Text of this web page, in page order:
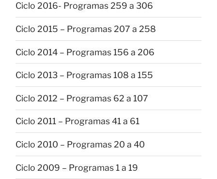
Ciclo 2016- Programas 259 a 306
Ciclo 2015 – Programas 207 a 258
Ciclo 2014 – Programas 156 a 206
Ciclo 2013 – Programas 108 a 155
Ciclo 2012 – Programas 62 a 107
Ciclo 2011 – Programas 41 a 61
Ciclo 2010 – Programas 20 a 40
Ciclo 2009 – Programas 1 a 19